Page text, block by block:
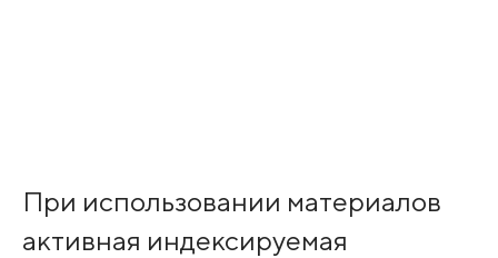
При использовании материалов
активная индексируемая